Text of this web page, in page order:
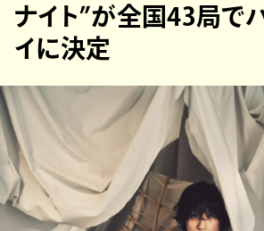
ナイト”が全国43局で
イに決定